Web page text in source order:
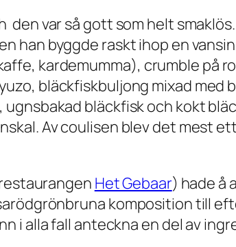
var så gott som helt
han byggde raskt ihop en
kardemumma), crumble på
bläckfiskbuljong mixad med
bläckfisk och kokt
Av coulisen blev det mest
Het Gebaar) hade å
komposition till
i alla fall anteckna en del av